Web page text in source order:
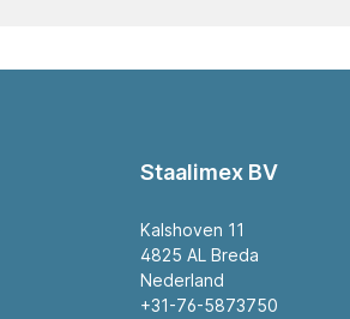
Staalimex BV
Kalshoven 11
4825 AL Breda
Nederland
+31-76-5873750